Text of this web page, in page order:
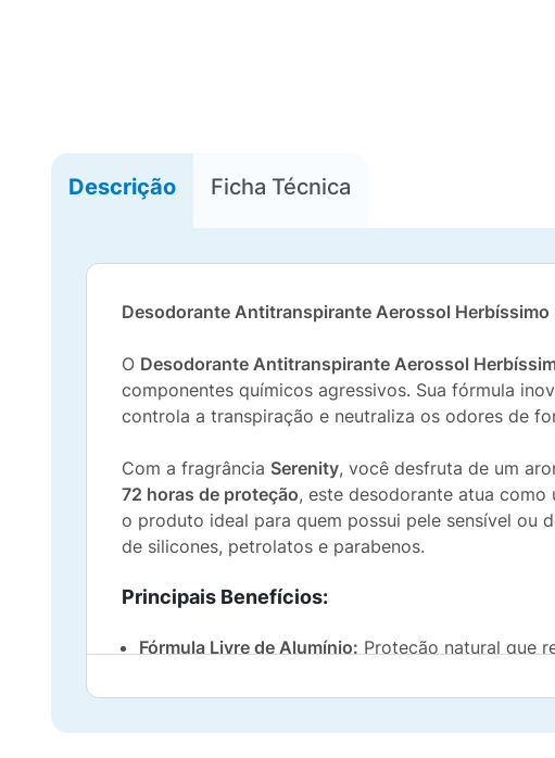
Descrição Ficha Técnica
Desodorante Antitranspirante Aerossol
O Desodorante Antitranspirante Aerossol
componentes químicos agressivos. Sua fórmula
controla a transpiração e neutraliza os odores de
Com a fragrância Serenity, você desfruta de um
72 horas de proteção, este desodorante atua
o produto ideal para quem possui pele sensível ou
de silicones, petrolatos e parabenos.
Principais Benefícios:
Fórmula Livre de Alumínio: Proteção natural que
Magnésio Marinho de Alta Pureza:Absorção